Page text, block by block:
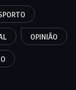
OPINIÃO